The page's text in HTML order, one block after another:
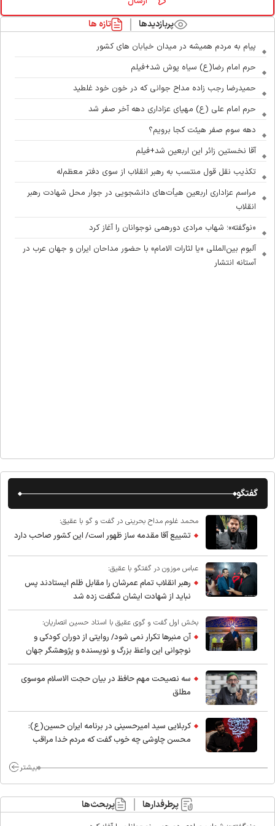
پربازدیدها تازه ها
پیام به مردم همیشه در میدان خیابان های کشور
حرم امام رضا(ع) سیاه پوش شد+فیلم
حمیدرضا رجب زاده مداح جوانی که در خون خود غلطید
حرم امام علی (ع) مهیای عزاداری دهه آخر صفر شد
دهه سوم صفر هیئت کجا برویم؟
آقا نخستین زائر این اربعین شد+فیلم
تکذیب نقل قول منتسب به رهبر انقلاب از سوی دفتر معظم‌له
مراسم عزاداری اربعین هیأت‌های دانشجویی در جوار محل شهادت رهبر
انقلاب
«نوگفته»؛ شهاب مرادی دورهمی نوجوانان را آغاز کرد
آلبوم بین‌المللی «یا لثارات الامام» با حضور مداحان ایران و جهان عرب در
آستانه انتشار
گفتگو
محمد غلوم مداح بحرینی در گفت و گو با عقیق:
تشییع آقا مقدمه ساز ظهور است/ این کشور صاحب دارد
عباس موزون در گفتگو با عقیق:
رهبر انقلاب تمام عمرشان را مقابل ظلم ایستادند پس
نباید از شهادت ایشان شگفت زده شد
بخش اول گفت و گوی عقیق با استاد حسین انصاریان:
آن منبرها تکرار نمی شود/ روایتی از دوران کودکی و
نوجوانی این واعظ بزرگ و نویسنده و پژوهشگر جهان
اسلام
سه نصیحت مهم حافظ در بیان حجت الاسلام موسوی
مطلق
کربلایی سید امیر‌حسینی در برنامه ایران حسین(ع):
محسن چاوشی چه خوب گفت که مردم خدا مراقب
بیشتر
پرطرفدارها پربحث‌ها